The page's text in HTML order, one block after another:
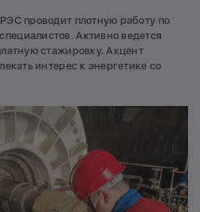
проводит плотную работу по
Активно ведется
стажировку. Акцент
интерес к энергетике со